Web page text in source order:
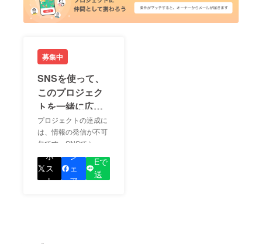
募集中
SNSを使って、
このプロジェク
トを一緒に広め
ましょう！
プロジェクトの達成に
は、情報の発信が不可
欠です。SNSでシェア
をして、あなたが応援
しているプロジェクト
の良さを知ってもらい
ポ
ス
ト
シ
ェ
ア
Eで
送